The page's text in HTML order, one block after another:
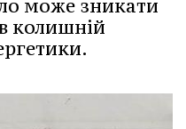
може зникати
колишній